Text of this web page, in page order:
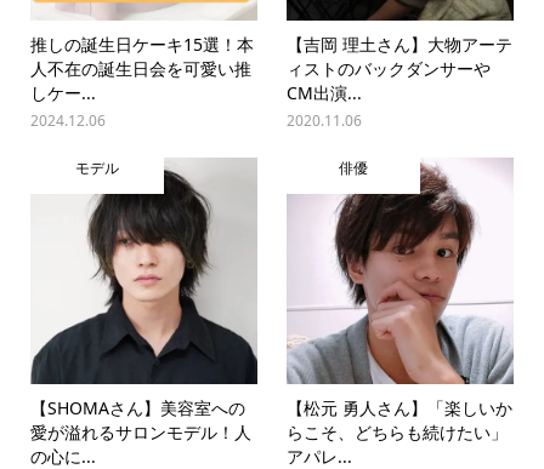
推しの誕生日ケーキ15選！本
人不在の誕生日会を可愛い推
しケー...
2024.12.06
【吉岡 理土さん】大物アーテ
ィストのバックダンサーや
CM出演...
2020.11.06
モデル
【SHOMAさん】美容室への
愛が溢れるサロンモデル！人
の心に...
俳優
【松元 勇人さん】「楽しいか
らこそ、どちらも続けたい」
アパレ...